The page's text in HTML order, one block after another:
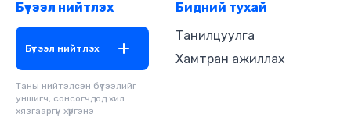
Бүтээл нийтлэх
Бүтээл нийтлэх
Таны нийтэлсэн бүтээлийг
уншигч, сонсогчдод хил
хязгааргүй хүргэнэ
Бидний тухай
Танилцуулга
Хамтран ажиллах